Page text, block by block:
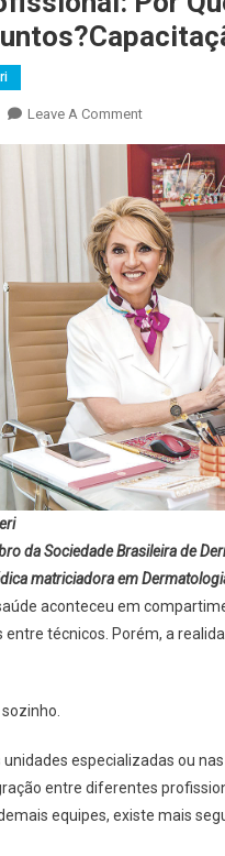
Leave A CommentOn
Por
Que
Médicos
E
Enfermeiros
Precisam
Aprender
Juntos?
Capacitação
da Sociedade Brasileira de
matriciadora em
aconteceu em
técnicos. Porém, a
especializadas ou
entre diferentes
equipes, existe mais